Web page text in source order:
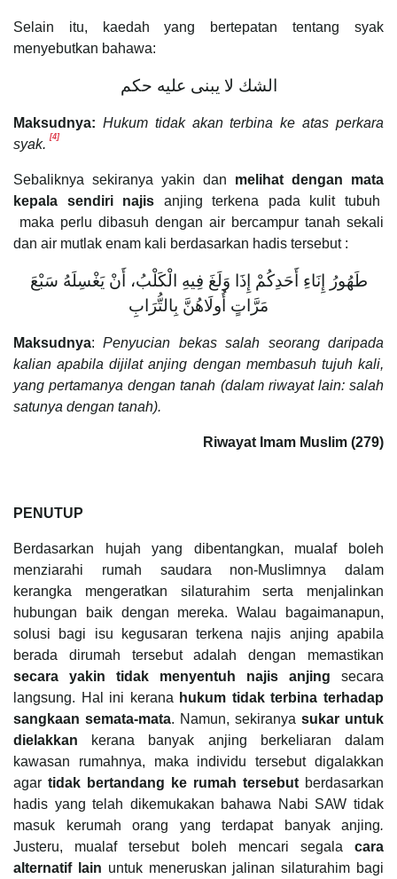
Selain itu, kaedah yang bertepatan tentang syak
menyebutkan bahawa:
الشك لا يبنى عليه حكم
Maksudnya: Hukum tidak akan terbina ke atas perkara
syak.[4]
Sebaliknya sekiranya yakin dan melihat dengan mata
kepala sendiri najis anjing terkena pada kulit tubuh
maka perlu dibasuh dengan air bercampur tanah sekali
dan air mutlak enam kali berdasarkan hadis tersebut :
طَهُورُ إِنَاءِ أَحَدِكُمْ إِذَا وَلَغَ فِيهِ الْكَلْبُ، أَنْ يَغْسِلَهُ سَبْعَ
مَرَّاتٍ أُولَاهُنَّ بِالتُّرَابِ
Maksudnya:Penyucian bekas salah seorang daripada
kalian apabila dijilat anjing dengan membasuh tujuh kali,
yang pertamanya dengan tanah (dalam riwayat lain: salah
satunya dengan tanah).
Riwayat Imam Muslim (279)
PENUTUP
Berdasarkan hujah yang dibentangkan, mualaf boleh
menziarahi rumah saudara non-Muslimnya dalam
kerangka mengeratkan silaturahim serta menjalinkan
hubungan baik dengan mereka. Walau bagaimanapun,
solusi bagi isu kegusaran terkena najis anjing apabila
berada dirumah tersebut adalah dengan memastikan
secara yakin tidak menyentuh najis anjing secara
langsung. Hal ini kerana hukum tidak terbina terhadap
sangkaan semata-mata. Namun, sekiranya sukar untuk
dielakkan kerana banyak anjing berkeliaran dalam
kawasan rumahnya, maka individu tersebut digalakkan
agar tidak bertandang ke rumah tersebut berdasarkan
hadis yang telah dikemukakan bahawa Nabi SAW tidak
masuk kerumah orang yang terdapat banyak anjing.
Justeru, mualaf tersebut boleh mencari segala cara
alternatif lain untuk meneruskan jalinan silaturahim bagi